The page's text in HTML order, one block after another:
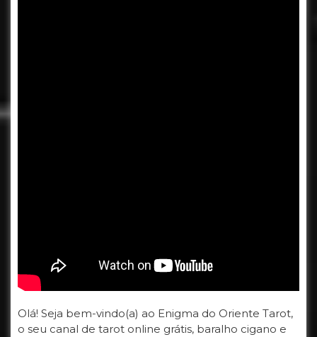
Olá! Seja bem-vindo(a) ao Enigma do Oriente Tarot,
o seu canal de tarot online grátis, baralho cigano e